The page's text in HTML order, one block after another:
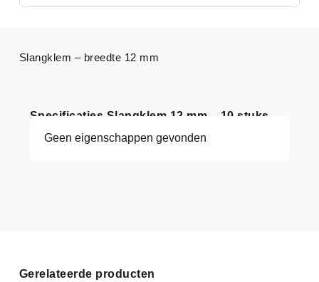
Specificaties Slangklem 12 mm – 10 stuks
Geen eigenschappen gevonden
Slangklem – breedte 12 mm
Gerelateerde producten